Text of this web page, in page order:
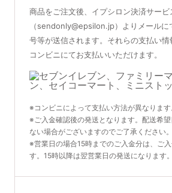
商品をご注文後、イプシロン決済サービ
（sendonly@epsilon.jp）よりメールに
号等が送信されます。それらの支払い
コンビニにてお支払いいただけます。
※コンビニによって支払い方法が異なります
※ご入金確認後の発送となります。配送希望
ない場合がございますのでご了承ください。
※営業日の場合15時までのご入金分は、ご
す。15時以降は翌営業日の発送になります。